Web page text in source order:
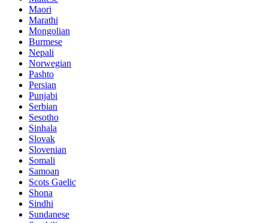
Maori
Marathi
Mongolian
Burmese
Nepali
Norwegian
Pashto
Persian
Punjabi
Serbian
Sesotho
Sinhala
Slovak
Slovenian
Somali
Samoan
Scots Gaelic
Shona
Sindhi
Sundanese